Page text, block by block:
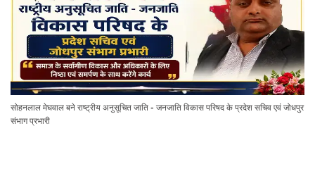
सोहनलाल मेघवाल बने राष्ट्रीय अनुसूचित जाति - जनजाति विकास परिषद के प्रदेश सचिव एवं जोधपुर
संभाग प्रभारी